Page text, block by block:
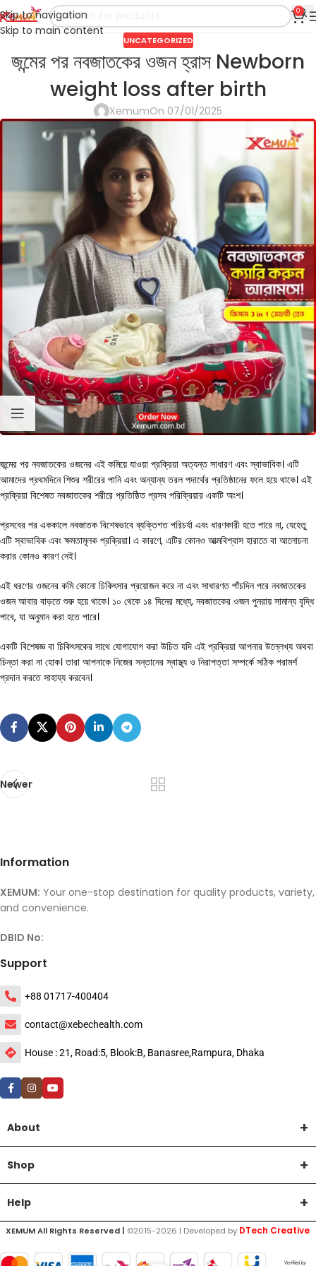
Skip to navigation
Skip to main content
0
UNCATEGORIZED
জন্মের পর নবজাতকের ওজন হ্রাস Newborn
weight loss after birth
XemumOn 07/01/2025
জন্মের পর নবজাতকের ওজনের এই কমিয়ে যাওয়া প্রক্রিয়া অত্যন্ত সাধারণ এবং স্বাভাবিক। এটি
আমাদের প্রথমদিনে শিশুর শরীরের পানি এবং অন্যান্য তরল পদার্থের প্রতিষ্ঠানের ফলে হয়ে থাকে। এই
প্রক্রিয়া বিশেষত নবজাতকের শরীরে প্রতিষ্ঠিত প্রসব পরিক্রিয়ার একটি অংশ।
প্রসবের পর এককালে নবজাতক বিশেষভাবে ব্যক্তিগত পরিচর্যা এবং ধারণকারী হতে পারে না, যেহেতু
এটি স্বাভাবিক এবং ক্ষমতামূলক প্রক্রিয়া। এ কারণে, এটির কোনও আত্মবিশ্বাস হারাতে বা আলোচনা
করার কোনও কারণ নেই।
এই ধরণের ওজনের কমি কোনো চিকিৎসার প্রয়োজন করে না এবং সাধারণত পাঁচদিন পরে নবজাতকের
ওজন আবার বাড়তে শুরু হয়ে থাকে। ১০ থেকে ১৪ দিনের মধ্যে, নবজাতকের ওজন পুনরায় সামান্য বৃদ্ধি
পাবে, যা অনুমান করা হতে পারে।
একটি বিশেষজ্ঞ বা চিকিৎসকের সাথে যোগাযোগ করা উচিত যদি এই প্রক্রিয়া আপনার উল্লেখ্য অথবা
চিন্তা করা না হোক। তারা আপনাকে নিজের সন্তানের স্বাস্থ্য ও নিরাপত্তা সম্পর্কে সঠিক পরামর্শ
প্রদান করতে সাহায্য করবেন।
Newer
Information
XEMUM: Your one-stop destination for quality products, variety,
and convenience.
DBID No:
Support
+88 01717-400404
contact@xebechealth.com
House : 21, Road:5, Blook:B, Banasree,Rampura, Dhaka
About
Shop
Help
XEMUM All Rights Reserved | ©2015-2026 | Developed by DTech Creative.